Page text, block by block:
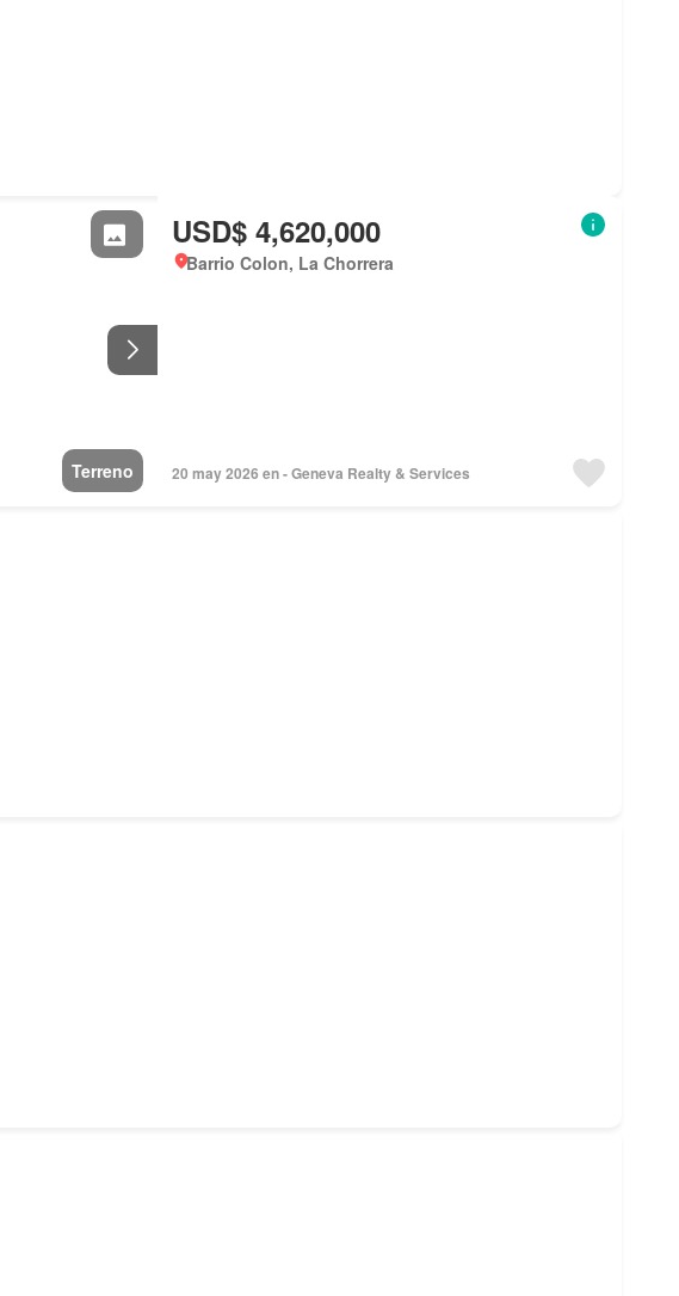
Terreno
USD$ 4,620,000
Barrio Colon, La Chorrera
20 may 2026 en - Geneva Realty & Services